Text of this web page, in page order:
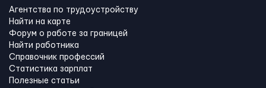
Агентства по трудоустройству
Найти на карте
Форум о работе за границей
Найти работника
Справочник профессий
Статистика зарплат
Полезные статьи